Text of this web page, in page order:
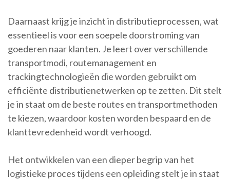
Daarnaast krijg je inzicht in distributieprocessen, wat
essentieel is voor een soepele doorstroming van
goederen naar klanten. Je leert over verschillende
transportmodi, routemanagement en
trackingtechnologieën die worden gebruikt om
efficiënte distributienetwerken op te zetten. Dit stelt
je in staat om de beste routes en transportmethoden
te kiezen, waardoor kosten worden bespaard en de
klanttevredenheid wordt verhoogd.
Het ontwikkelen van een dieper begrip van het
logistieke proces tijdens een opleiding stelt je in staat